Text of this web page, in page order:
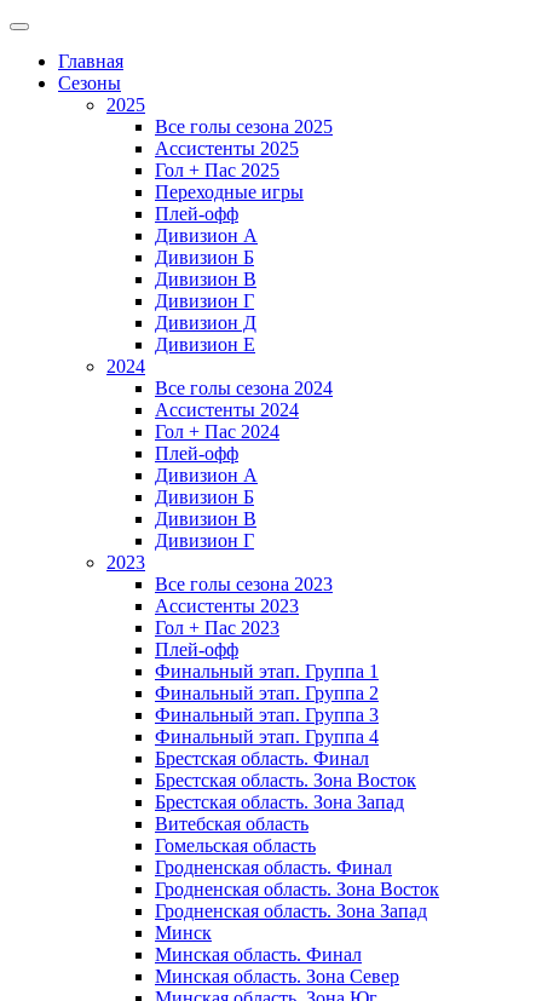
Главная
Сезоны
2025
Все голы сезона 2025
Ассистенты 2025
Гол + Пас 2025
Переходные игры
Плей-офф
Дивизион A
Дивизион Б
Дивизион В
Дивизион Г
Дивизион Д
Дивизион Е
2024
Все голы сезона 2024
Ассистенты 2024
Гол + Пас 2024
Плей-офф
Дивизион A
Дивизион Б
Дивизион В
Дивизион Г
2023
Все голы сезона 2023
Ассистенты 2023
Гол + Пас 2023
Плей-офф
Финальный этап. Группа 1
Финальный этап. Группа 2
Финальный этап. Группа 3
Финальный этап. Группа 4
Брестская область. Финал
Брестская область. Зона Восток
Брестская область. Зона Запад
Витебская область
Гомельская область
Гродненская область. Финал
Гродненская область. Зона Восток
Гродненская область. Зона Запад
Минск
Минская область. Финал
Минская область. Зона Север